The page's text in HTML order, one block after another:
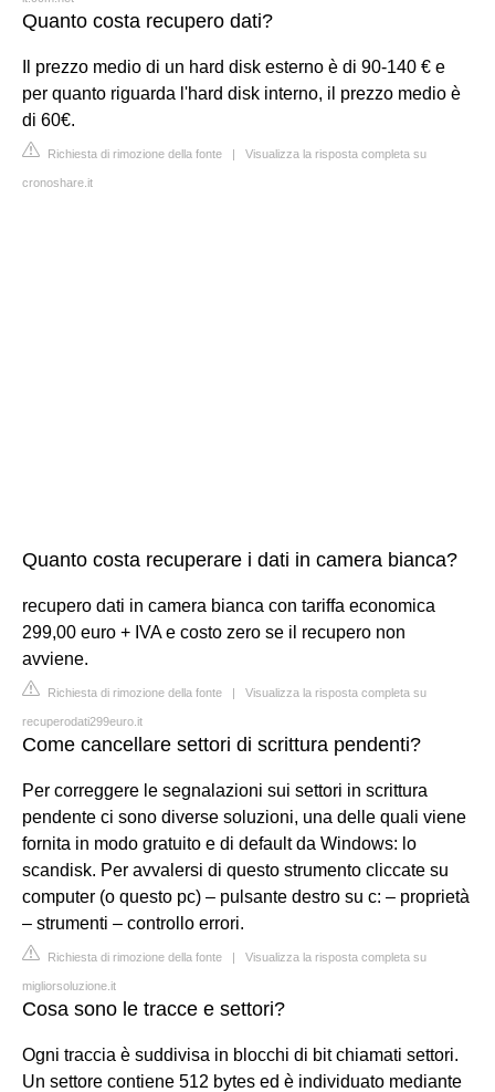
Quanto costa recupero dati?
Il prezzo medio di un hard disk esterno è di 90-140 € e
per quanto riguarda l'hard disk interno, il prezzo medio è
di 60€.
Richiesta di rimozione della fonte | Visualizza la risposta completa su
cronoshare.it
Quanto costa recuperare i dati in camera bianca?
recupero dati in camera bianca con tariffa economica
299,00 euro + IVA e costo zero se il recupero non
avviene.
Richiesta di rimozione della fonte | Visualizza la risposta completa su
recuperodati299euro.it
Come cancellare settori di scrittura pendenti?
Per correggere le segnalazioni sui settori in scrittura
pendente ci sono diverse soluzioni, una delle quali viene
fornita in modo gratuito e di default da Windows: lo
scandisk. Per avvalersi di questo strumento cliccate su
computer (o questo pc) – pulsante destro su c: – proprietà
– strumenti – controllo errori.
Richiesta di rimozione della fonte | Visualizza la risposta completa su
migliorsoluzione.it
Cosa sono le tracce e settori?
Ogni traccia è suddivisa in blocchi di bit chiamati settori.
Un settore contiene 512 bytes ed è individuato mediante